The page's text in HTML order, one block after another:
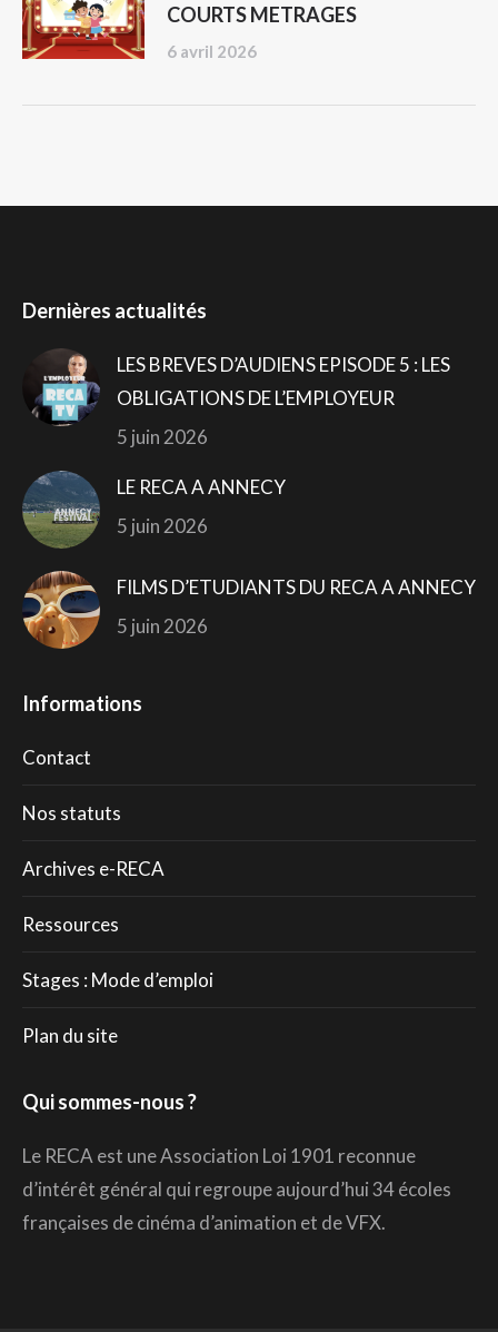
COURTS METRAGES
6 avril 2026
Dernières actualités
LES BREVES D’AUDIENS EPISODE 5 : LES
OBLIGATIONS DE L’EMPLOYEUR
5 juin 2026
LE RECA A ANNECY
5 juin 2026
FILMS D’ETUDIANTS DU RECA A ANNECY
5 juin 2026
Informations
Contact
Nos statuts
Archives e-RECA
Ressources
Stages : Mode d’emploi
Plan du site
Qui sommes-nous ?
Le RECA est une Association Loi 1901 reconnue
d’intérêt général qui regroupe aujourd’hui 34 écoles
françaises de cinéma d’animation et de VFX.